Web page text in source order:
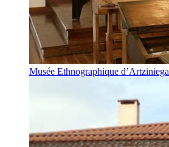
Musée Ethnographique d’Artziniega